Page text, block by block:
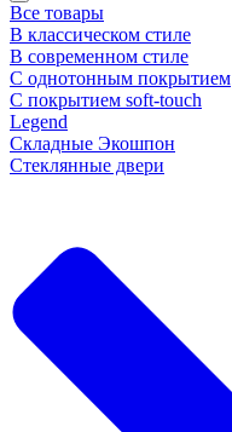
Все товары
В классическом стиле
В современном стиле
С однотонным покрытием
С покрытием soft-touch
Legend
Складные Экошпон
Стеклянные двери